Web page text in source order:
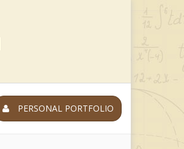
PERSONAL PORTFOLIO